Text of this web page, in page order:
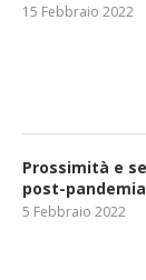
15 Febbraio 2022
Prossimità e
post-pandemia
5 Febbraio 2022